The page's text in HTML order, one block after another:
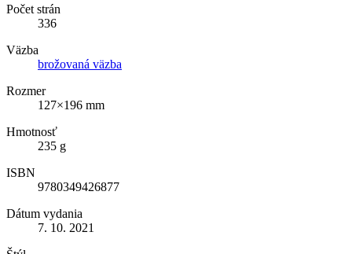
Počet strán
336
Väzba
brožovaná väzba
Rozmer
127×196 mm
Hmotnosť
235 g
ISBN
9780349426877
Dátum vydania
7. 10. 2021